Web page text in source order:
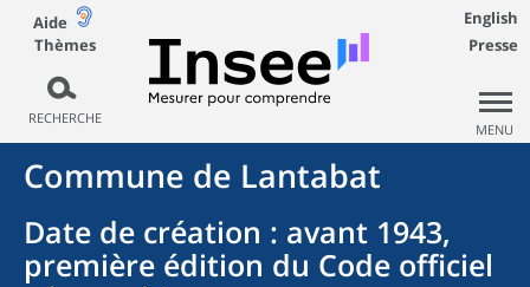
Aide
Thèmes
RECHERCHE
English
Presse
MENU
Commune de Lantabat
Date de création : avant 1943,
première édition du Code officiel